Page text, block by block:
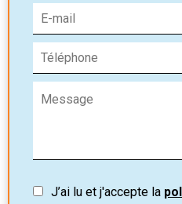
J’ai lu et j'accepte la